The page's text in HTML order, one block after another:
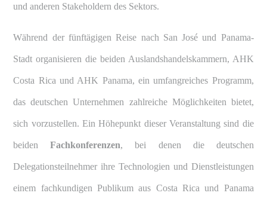
und anderen Stakeholdern des Sektors.
Während der fünftägigen Reise nach San José und Panama-
Stadt organisieren die beiden Auslandshandelskammern, AHK
Costa Rica und AHK Panama, ein umfangreiches Programm,
das deutschen Unternehmen zahlreiche Möglichkeiten bietet,
sich vorzustellen. Ein Höhepunkt dieser Veranstaltung sind die
beidenFachkonferenzen, bei denen die deutschen
Delegationsteilnehmer ihre Technologien und Dienstleistungen
einem fachkundigen Publikum aus Costa Rica und Panama